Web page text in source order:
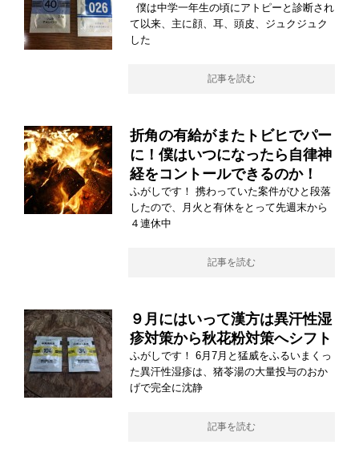
僕は中学一年生の頃にアトピーと診断され
て以来、主に顔、耳、頭皮、ジュクジュク
した
記事を読む
折角の有給がまたトビヒでパー
に！僕はいつになったら自律神
経をコントールできるのか！
ふがしです！ 携わっていた案件がひと段落
したので、月火と有休をとって先週末から
４連休中
記事を読む
９月にはいって漢方は異汗性湿
疹対策から秋花粉対策へシフト
ふがしです！ 6月7月と猛威をふるいまくっ
た異汗性湿疹は、猪苓湯の大量投与のおか
げで完全に沈静
記事を読む